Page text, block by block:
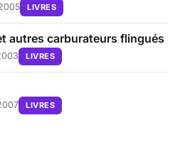
LIVRES
autres carburateurs flingués
LIVRES
LIVRES